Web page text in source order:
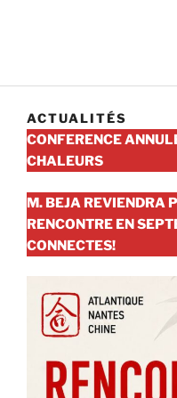
ACTUALITÉS
CONFERENCE
CHALEURS
M. BEJA REVIENDRA
RENCONTRE EN
CONNECTES!